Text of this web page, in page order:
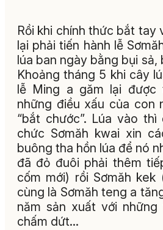
Rồi khi chính thức bắt
lại phải tiến hành lễ
lúa ban ngày bằng bụi
Khoảng tháng 5 khi cây
lễ Ming a găm lại
những điều xấu của con
“bắt chước”. Lúa vào
chức Sơmăh kwai xin
buông tha hồn lúa để nó
đã đỏ đuôi phải thêm
cốm mới) rồi Sơmăh
cùng là Sơmăh teng a
năm sản xuất với
chấm dứt…